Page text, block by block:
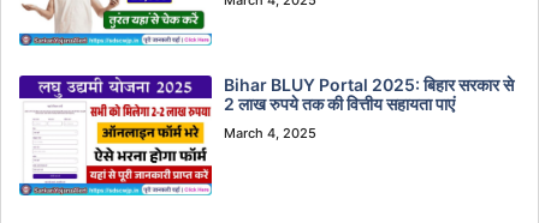
Bihar BLUY Portal 2025: बिहार सरकार से
2 लाख रुपये तक की वित्तीय सहायता पाएं
March 4, 2025